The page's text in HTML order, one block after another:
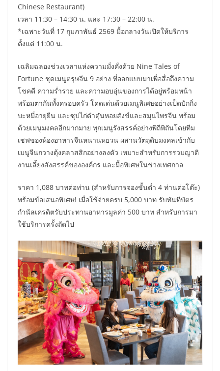
Chinese Restaurant)
เวลา 11:30 – 14:30 น. และ 17:30 – 22:00 น.
*เฉพาะวันที่ 17 กุมภาพันธ์ 2569 มื้อกลางวันเปิดให้บริการ
ตั้งแต่ 11:00 น.
เฉลิมฉลองช่วงเวลาแห่งความมั่งคั่งด้วย Nine Tales of
Fortune ชุดเมนูตรุษจีน 9 อย่าง ที่ออกแบบมาเพื่อสื่อถึงความ
โชคดี ความร่ำรวย และความอบอุ่นของการได้อยู่พร้อมหน้า
พร้อมตากันทั้งครอบครัว โดดเด่นด้วยเมนูพิเศษอย่างเป็ดปักกิ่ง
บะหมี่อายุยืน และซุปไก่ดำตุ๋นหอยสังข์และสมุนไพรจีน พร้อม
ด้วยเมนูมงคลอีกมากมาย ทุกเมนูรังสรรค์อย่างพิถีพิถันโดยทีม
เชฟของห้องอาหารจีนหนานหยวน ผสานวัตถุดิบมงคลเข้ากับ
เมนูจีนกวางตุ้งคลาสสิกอย่างลงตัว เหมาะสำหรับการรวมญาติ
งานเลี้ยงสังสรรค์ขององค์กร และมื้อพิเศษในช่วงเทศกาล
ราคา 1,088 บาทต่อท่าน (สำหรับการจองขั้นต่ำ 4 ท่านต่อโต๊ะ)
พร้อมข้อเสนอพิเศษ! เมื่อใช้จ่ายครบ 5,000 บาท รับทันทีบัตร
กำนัลเครดิตรับประทานอาหารมูลค่า 500 บาท สำหรับการมา
ใช้บริการครั้งถัดไป